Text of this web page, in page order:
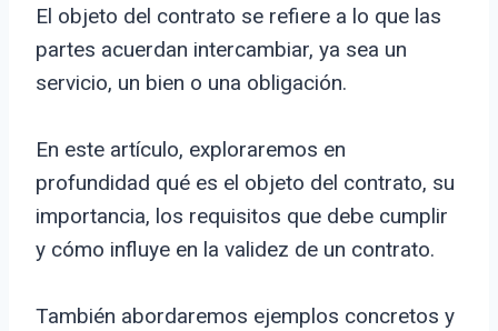
El objeto del contrato se refiere a lo que las
partes acuerdan intercambiar, ya sea un
servicio, un bien o una obligación.
En este artículo, exploraremos en
profundidad qué es el objeto del contrato, su
importancia, los requisitos que debe cumplir
y cómo influye en la validez de un contrato.
También abordaremos ejemplos concretos y